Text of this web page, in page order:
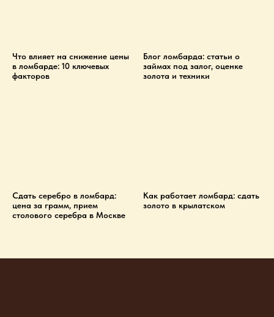
Что влияет на снижение цены
в ломбарде: 10 ключевых
факторов
Блог ломбарда: статьи о
займах под залог, оценке
золота и техники
Сдать серебро в ломбард:
цена за грамм, прием
столового серебра в Москве
Как работает ломбард: сдать
золото в крылатском